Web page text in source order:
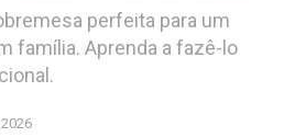
perfeita para um
família. Aprenda a fazê-lo